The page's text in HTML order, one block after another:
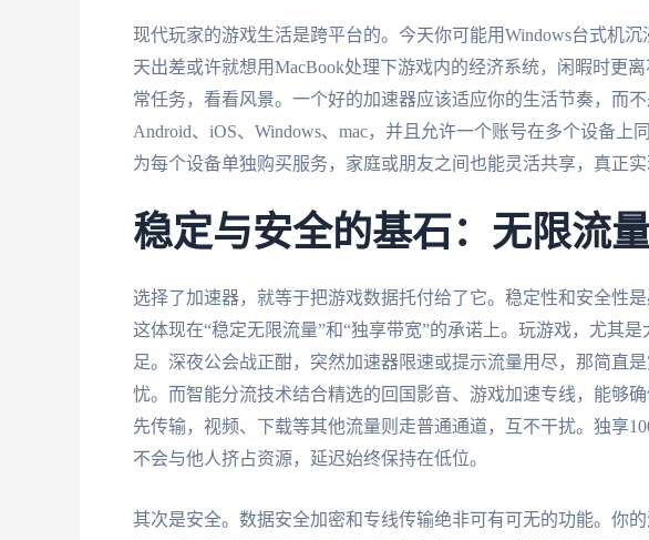
现代玩家的游戏生活是跨平台的。今天你可能用Windows台式机
天出差或许就想用MacBook处理下游戏内的经济系统，闲暇时更
常任务，看看风景。一个好的加速器应该适应你的生活节奏，而
Android、iOS、Windows、mac，并且允许一个账号在多个设备
为每个设备单独购买服务，家庭或朋友之间也能灵活共享，真正实
稳定与安全的基石：无限流
选择了加速器，就等于把游戏数据托付给了它。稳定性和安全性
这体现在“稳定无限流量”和“独享带宽”的承诺上。玩游戏，尤其
足。深夜公会战正酣，突然加速器限速或提示流量用尽，那简直
忧。而智能分流技术结合精选的回国影音、游戏加速专线，能够
先传输，视频、下载等其他流量则走普通通道，互不干扰。独享
不会与他人挤占资源，延迟始终保持在低位。
其次是安全。数据安全加密和专线传输绝非可有可无的功能。你